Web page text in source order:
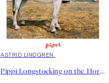
50%*
ASTRID LINDGREN
Pippi Longstocking on the Horse Plakat